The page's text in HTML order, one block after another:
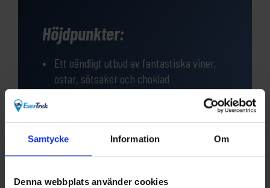
Samtycke Information Om
Denna webbplats använder cookies
Höjdpunkter:
Ett oändligt utbud av fantastiska viner,
ostar, sötsaker och choklad
Det vackra landskapet med vingårdar och
Charmigt boende med hög kvalitet